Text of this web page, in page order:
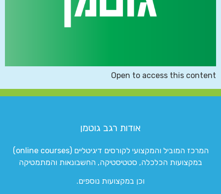
Open to access this content
אודות רגב גוטמן
המרכז המוביל והמקצועי לקורסים דיגיטליים (online courses)
במקצועות הכלכלה, סטטיסטיקה, החשבונאות והמתמטיקה
וכן במקצועות נוספים.